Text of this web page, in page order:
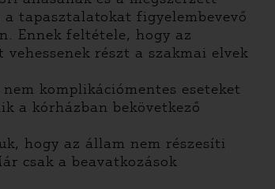
tapasztalatokat figyelembevevő
Ennek feltétele, hogy az
részt a szakmai elvek
komplikációmentes eseteket
a kórházban bekövetkező
hogy az állam nem részesíti
csak a beavatkozások